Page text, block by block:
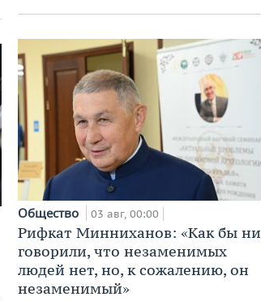
Общество 03 авг, 00:00
Рифкат Минниханов: «Как бы ни
говорили, что незаменимых
людей нет, но, к сожалению, он
незаменимый»